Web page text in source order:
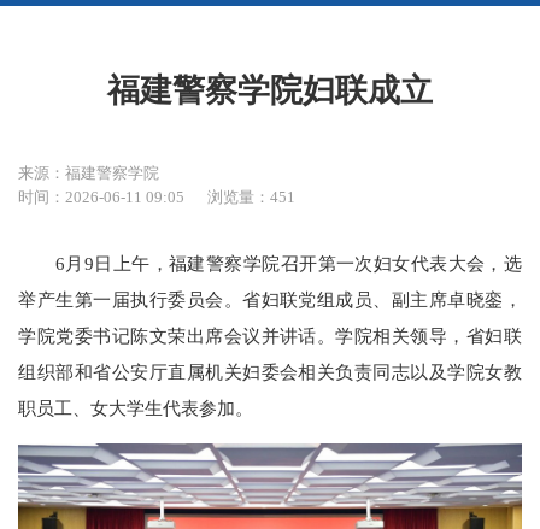
福建警察学院妇联成立
来源：福建警察学院
时间：2026-06-11 09:05
浏览量：451
6月9日上午，福建警察学院召开第一次妇女代表大会，选
举产生第一届执行委员会。省妇联党组成员、副主席卓晓銮，
学院党委书记陈文荣出席会议并讲话。学院相关领导，省妇联
组织部和省公安厅直属机关妇委会相关负责同志以及学院女教
职员工、女大学生代表参加。